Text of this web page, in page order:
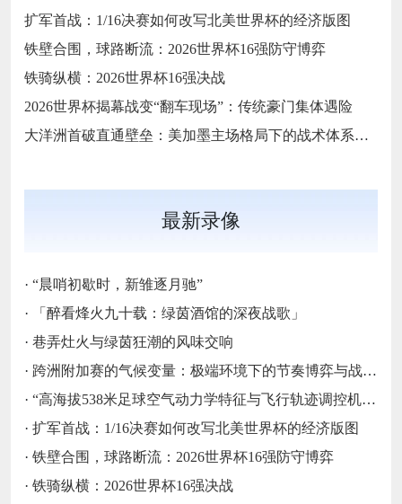
扩军首战：1/16决赛如何改写北美世界杯的经济版图
铁壁合围，球路断流：2026世界杯16强防守博弈
铁骑纵横：2026世界杯16强决战
2026世界杯揭幕战变“翻车现场”：传统豪门集体遇险
大洋洲首破直通壁垒：美加墨主场格局下的战术体系重构
最新录像
· “晨哨初歇时，新雏逐月驰”
·
「醉看烽火九十载：绿茵酒馆的深夜战歌」
· 巷弄灶火与绿茵狂潮的风味交响
· 跨洲附加赛的气候变量：极端环境下的节奏博弈与战术自适应
· “高海拔538米足球空气动力学特征与飞行轨迹调控机制——以2026世界杯BBVA球场为实证场景”
· 扩军首战：1/16决赛如何改写北美世界杯的经济版图
· 铁壁合围，球路断流：2026世界杯16强防守博弈
· 铁骑纵横：2026世界杯16强决战